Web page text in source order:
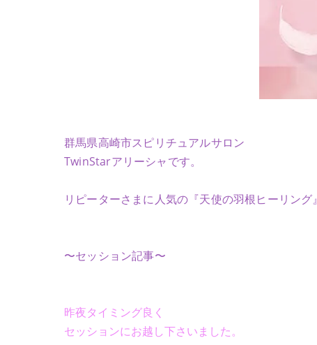
群馬県高崎市スピリチュアルサロン
TwinStarアリーシャです。
リピーターさまに人気の『天使の羽根ヒーリング
〜セッション記事〜
昨夜タイミング良く
セッションにお越し下さいました。